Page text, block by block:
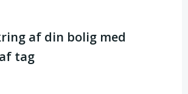
af din bolig med
tag